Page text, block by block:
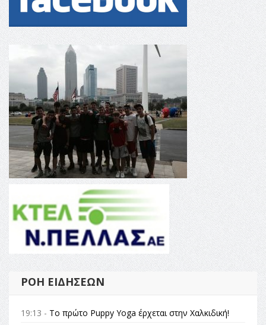
ΡΟΉ ΕΙΔΉΣΕΩΝ
19:13 - Το πρώτο Puppy Yoga έρχεται στην Χαλκιδική!